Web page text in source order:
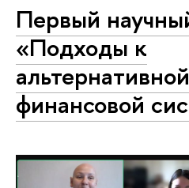
Первый
«Подходы к
финансовой